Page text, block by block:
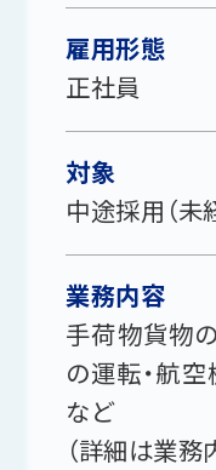
雇用形態
正社員
対象
中途採用（未
業務内容
手荷物貨物
の運転・航
など
（詳細は業務